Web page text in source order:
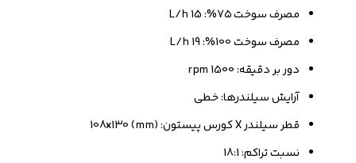
مصرف سوخت 75%: 15 L/h
مصرف سوخت 100%: 19 L/h
دور بر دقیقه: 1500 rpm
آرایش سیلندرها: خطی
قطر سیلندر X کورس پیستون: 108x130 (mm)
نسبت تراکم: 18:1